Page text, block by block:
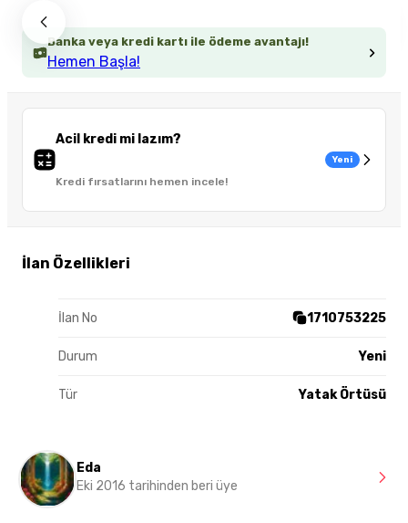
Banka veya kredi kartı ile ödeme avantajı!
Hemen Başla!
Acil kredi mi lazım?
Kredi fırsatlarını hemen incele!
Yeni
İlan Özellikleri
İlan No 1710753225
Durum Yeni
Tür Yatak Örtüsü
Eda
Eki 2016 tarihinden beri üye